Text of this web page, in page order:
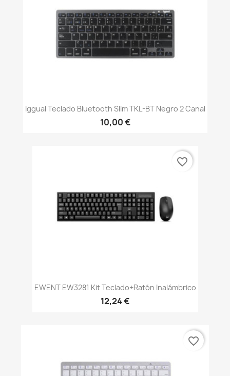
Iggual Teclado Bluetooth Slim TKL-BT Negro 2 Canal
10,00 €
EWENT EW3281 Kit Teclado+Ratón Inalámbrico
12,24 €
favorite_border
favorite_border